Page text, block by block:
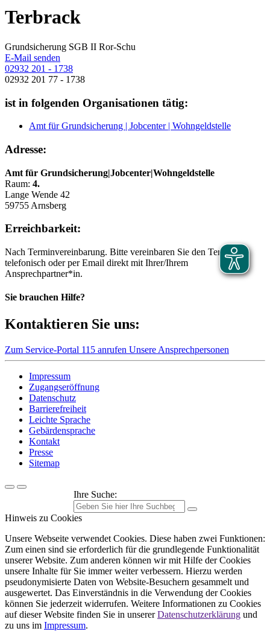
Terbrack
Grundsicherung SGB II Ror-Schu
E-Mail senden
02932 201 - 1738
02932 201 77 - 1738
ist in folgenden Organisationen tätig:
Amt für Grundsicherung | Jobcenter | Wohngeldstelle
Adresse:
Amt für Grundsicherung|Jobcenter|Wohngeldstelle
Raum: 4.
Lange Wende 42
59755 Arnsberg
Erreichbarkeit:
Nach Terminvereinbarung. Bitte vereinbaren Sie den Termin
telefonisch oder per Email direkt mit Ihrer/Ihrem
Ansprechpartner*in.
Sie brauchen Hilfe?
Kontaktieren Sie uns:
Zum Service-Portal 115 anrufen Unsere Ansprechpersonen
Impressum
Zugangseröffnung
Datenschutz
Barrierefreiheit
Leichte Sprache
Gebärdensprache
Kontakt
Presse
Sitemap
Ihre Suche:
Hinweis zu Cookies
Unsere Webseite verwendet Cookies. Diese haben zwei Funktionen:
Zum einen sind sie erforderlich für die grundlegende Funktionalität
unserer Website. Zum anderen können wir mit Hilfe der Cookies
unsere Inhalte für Sie immer weiter verbessern. Hierzu werden
pseudonymisierte Daten von Website-Besuchern gesammelt und
ausgewertet. Das Einverständnis in die Verwendung der Cookies
können Sie jederzeit widerrufen. Weitere Informationen zu Cookies
auf dieser Website finden Sie in unsererDatenschutzerklärung und
zu uns im Impressum.